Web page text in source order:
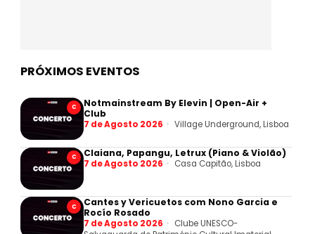
PRÓXIMOS EVENTOS
C
Notmainstream By Elevin | Open-Air +
Club
7 de Agosto 2026 Village Underground, Lisboa
C Claiana, Papangu, Letrux (Piano & Violão)
7 de Agosto 2026 Casa Capitão, Lisboa
C
Cantes y Vericuetos com Nono Garcia e
Rocío Rosado
7 de Agosto 2026
Clube UNESCO-